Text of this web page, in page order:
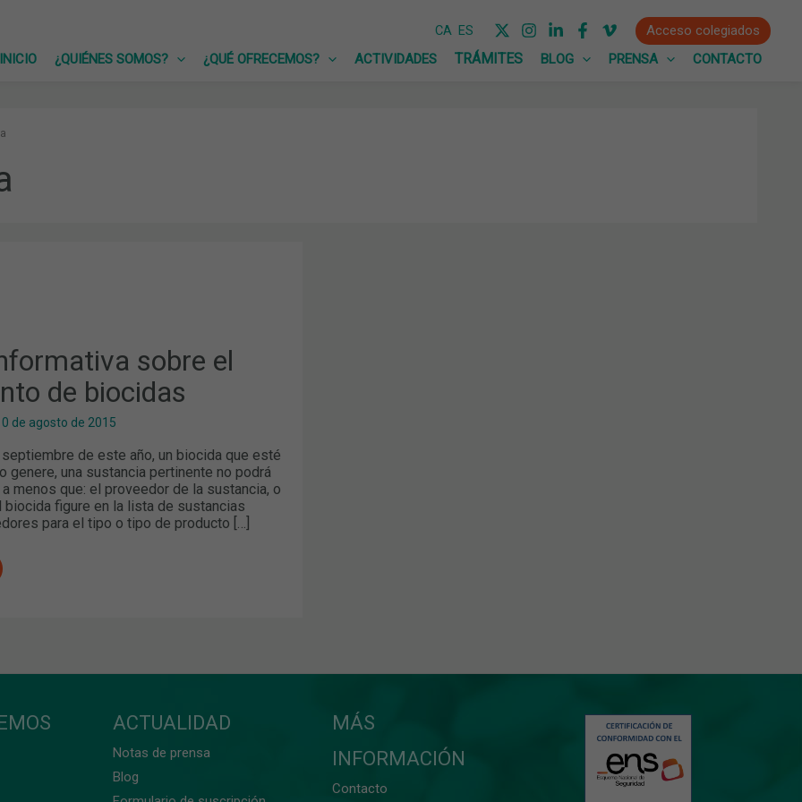
CA ES
Acceso colegiados
INICIO
¿QUIÉNES SOMOS? ¿QUÉ OFRECEMOS? ACTIVIDADES BLOG PRENSA CONTACTO
sobre el
de biocidas
de agosto de 2015
de este año, un biocida que esté
genere, una sustancia pertinente no podrá
menos que: el proveedor de la sustancia, o
biocida figure en la lista de sustancias
para el tipo o tipo de producto […]
ACTUALIDAD
Notas de prensa
Blog
MÁS
INFORMACIÓN
Contacto